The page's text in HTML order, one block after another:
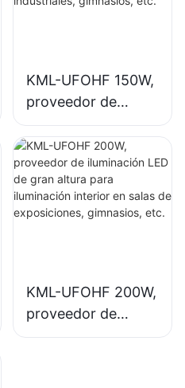
KML-UFOHF 150W,
proveedor de
iluminación LED de
gran altura para
iluminación interior
en plantas
industriales,
KML-UFOHF 200W,
proveedor de
iluminación LED de